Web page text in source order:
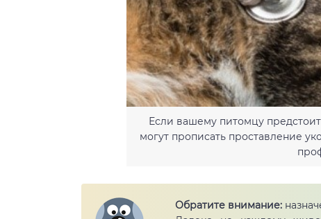
Если вашему питомцу
могут прописать проставление
Обратите внимание: